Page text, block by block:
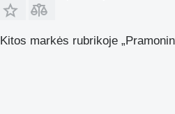
Kitos markės rubrikoje